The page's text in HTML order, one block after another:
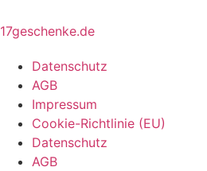
17geschenke.de
Datenschutz
AGB
Impressum
Cookie-Richtlinie (EU)
Datenschutz
AGB